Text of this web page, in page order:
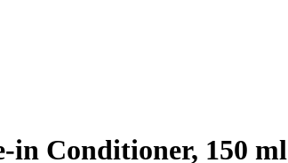
in Conditioner, 150 ml